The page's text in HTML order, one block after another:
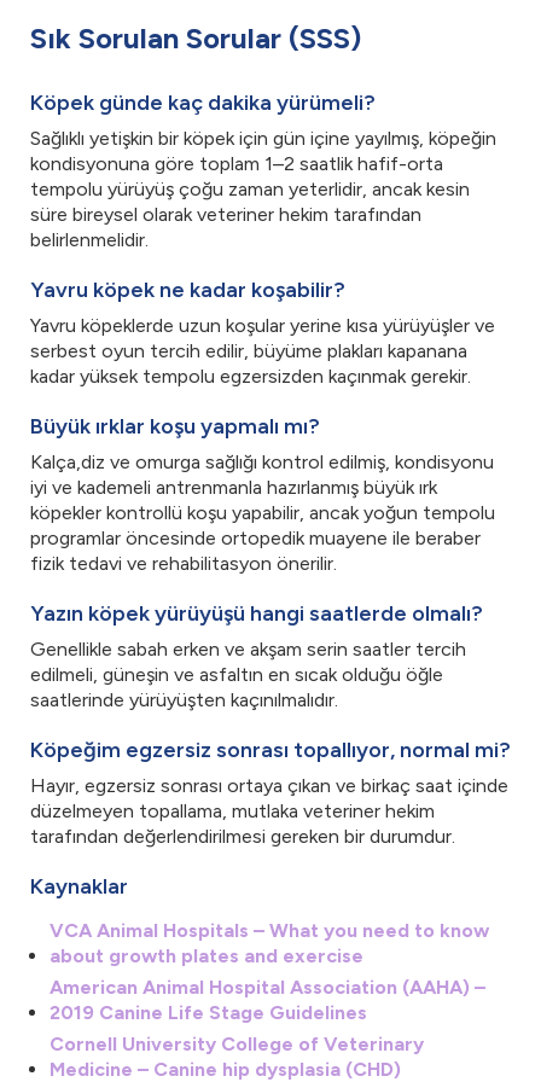
Sık Sorulan Sorular (SSS)
Köpek günde kaç dakika yürümeli?
Sağlıklı yetişkin bir köpek için gün içine yayılmış, köpeğin
kondisyonuna göre toplam 1–2 saatlik hafif-orta
tempolu yürüyüş çoğu zaman yeterlidir, ancak kesin
süre bireysel olarak veteriner hekim tarafından
belirlenmelidir.
Yavru köpek ne kadar koşabilir?
Yavru köpeklerde uzun koşular yerine kısa yürüyüşler ve
serbest oyun tercih edilir, büyüme plakları kapanana
kadar yüksek tempolu egzersizden kaçınmak gerekir.
Büyük ırklar koşu yapmalı mı?
Kalça,diz ve omurga sağlığı kontrol edilmiş, kondisyonu
iyi ve kademeli antrenmanla hazırlanmış büyük ırk
köpekler kontrollü koşu yapabilir, ancak yoğun tempolu
programlar öncesinde ortopedik muayene ile beraber
fizik tedavi ve rehabilitasyon önerilir.
Yazın köpek yürüyüşü hangi saatlerde olmalı?
Genellikle sabah erken ve akşam serin saatler tercih
edilmeli, güneşin ve asfaltın en sıcak olduğu öğle
saatlerinde yürüyüşten kaçınılmalıdır.
Köpeğim egzersiz sonrası topallıyor, normal mi?
Hayır, egzersiz sonrası ortaya çıkan ve birkaç saat içinde
düzelmeyen topallama, mutlaka veteriner hekim
tarafından değerlendirilmesi gereken bir durumdur.
Kaynaklar
VCA Animal Hospitals – What you need to know
about growth plates and exercise
American Animal Hospital Association (AAHA) –
2019 Canine Life Stage Guidelines
Cornell University College of Veterinary
Medicine – Canine hip dysplasia (CHD)